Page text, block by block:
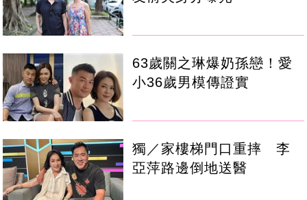
63歲關之琳爆奶孫戀！愛
小36歲男模傳證實
獨／家樓梯門口重摔 李
亞萍路邊倒地送醫